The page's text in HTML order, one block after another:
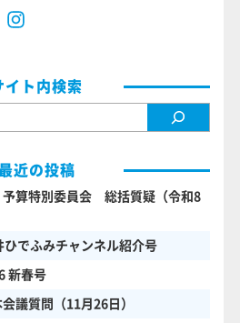
イト内検索
近の投稿
算特別委員会 総括質疑（令和8
ひでふみチャンネル紹介号
新春号
議質問（11月26日）